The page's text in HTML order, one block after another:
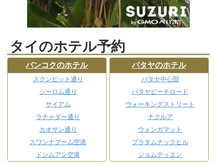
タイのホテル予約
バンコクのホテル
スクンビット通り
シーロム通り
サイアム
ラチャダー通り
カオサン通り
スワンナプーム空港
ドンムアン空港
パタヤのホテル
パタヤ中心部
パタヤビーチロード
ウォーキングストリート
ナクルア
ウォンガマット
プラタムナックヒル
ジョムティエン